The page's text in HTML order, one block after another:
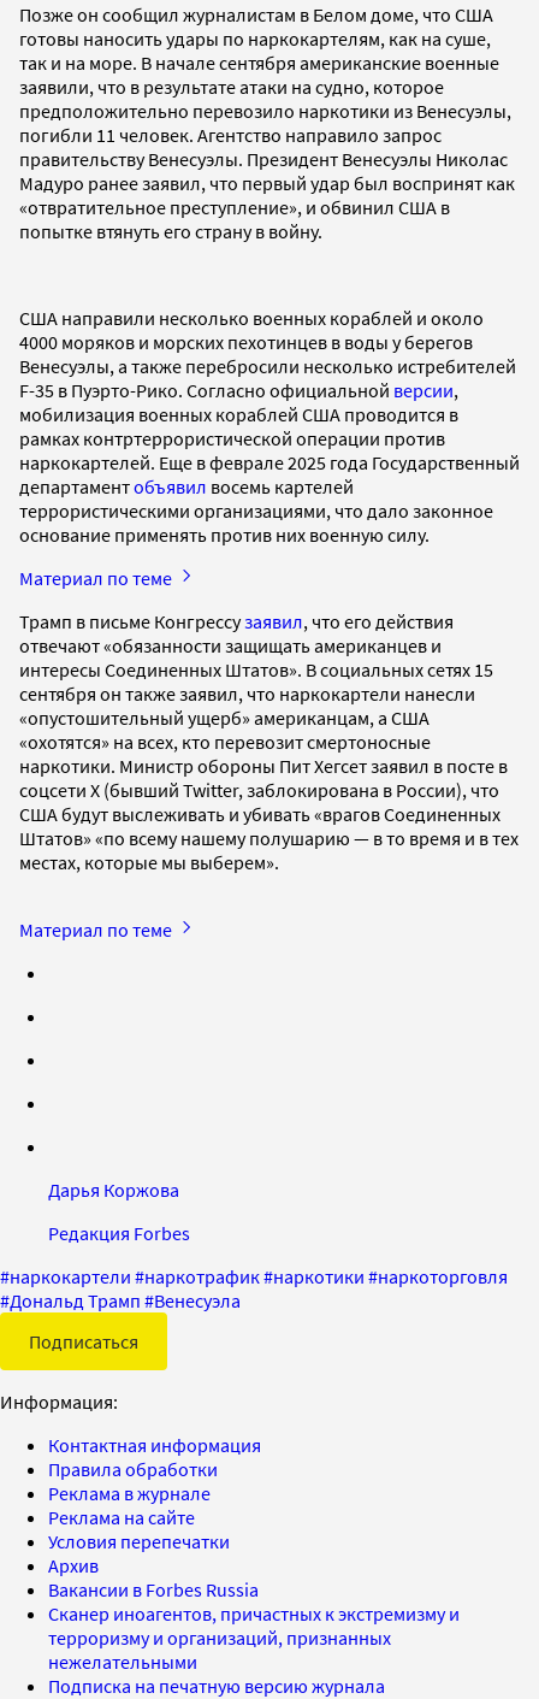
Позже он сообщил журналистам в Белом доме, что США
готовы наносить удары по наркокартелям, как на суше,
так и на море. В начале сентября американские военные
заявили, что в результате атаки на судно, которое
предположительно перевозило наркотики из Венесуэлы,
погибли 11 человек. Агентство направило запрос
правительству Венесуэлы. Президент Венесуэлы Николас
Мадуро ранее заявил, что первый удар был воспринят как
«отвратительное преступление», и обвинил США в
попытке втянуть его страну в войну.
США направили несколько военных кораблей и около
4000 моряков и морских пехотинцев в воды у берегов
Венесуэлы, а также перебросили несколько истребителей
F-35 в Пуэрто-Рико. Согласно официальной версии,
мобилизация военных кораблей США проводится в
рамках контртеррористической операции против
наркокартелей. Еще в феврале 2025 года Государственный
департаментобъявил восемь картелей
террористическими организациями, что дало законное
основание применять против них военную силу.
Материал по теме
Трамп в письме Конгрессузаявил, что его действия
отвечают «обязанности защищать американцев и
интересы Соединенных Штатов». В социальных сетях 15
сентября он также заявил, что наркокартели нанесли
«опустошительный ущерб» американцам, а США
«охотятся» на всех, кто перевозит смертоносные
наркотики. Министр обороны Пит Хегсет заявил в посте в
соцсети X (бывший Twitter, заблокирована в России), что
США будут выслеживать и убивать «врагов Соединенных
Штатов» «по всему нашему полушарию — в то время и в тех
местах, которые мы выберем».
Материал по теме
Дарья Коржова
Редакция Forbes
#наркокартели #наркотрафик#наркотики #наркоторговля
#Дональд Трамп #Венесуэла
Подписаться
Информация:
Контактная информация
Правила обработки
Реклама в журнале
Реклама на сайте
Условия перепечатки
Архив
Вакансии в Forbes Russia
Сканер иноагентов, причастных к экстремизму и
терроризму и организаций, признанных
нежелательными
Подписка на печатную версию журнала